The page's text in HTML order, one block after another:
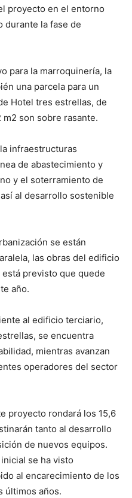
proyecto en el entorno
durante la fase de
para la marroquinería, la
una parcela para un
Hotel tres estrellas, de
m2 son sobre rasante.
infraestructuras
de abastecimiento y
y el soterramiento de
al desarrollo sostenible
se están
las obras del edificio
previsto que quede
año.
al edificio terciario,
se encuentra
mientras avanzan
operadores del sector
proyecto rondará los 15,6
tanto al desarrollo
de nuevos equipos.
se ha visto
al encarecimiento de los
últimos años.